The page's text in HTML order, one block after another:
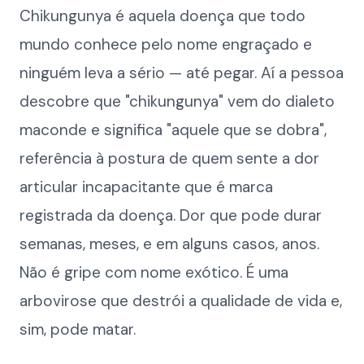
Chikungunya é aquela doença que todo
mundo conhece pelo nome engraçado e
ninguém leva a sério — até pegar. Aí a pessoa
descobre que "chikungunya" vem do dialeto
maconde e significa "aquele que se dobra",
referência à postura de quem sente a dor
articular incapacitante que é marca
registrada da doença. Dor que pode durar
semanas, meses, e em alguns casos, anos.
Não é gripe com nome exótico. É uma
arbovirose que destrói a qualidade de vida e,
sim, pode matar.